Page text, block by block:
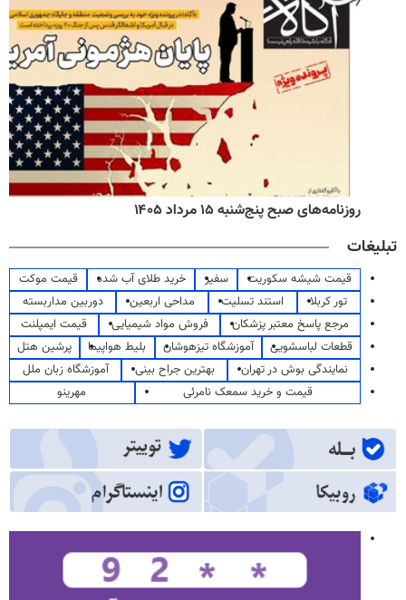
روزنامه‌های صبح پنج‌شنبه ۱۵ مرداد ۱۴۰۵
تبلیغات
قیمت شیشه سکوریت سفیر خرید طلای آب شده
قیمت موکت
تور کربلا
استند تسلیت مداحی اربعین
دوربین مداربسته
مرجع پاسخ معتبر پزشکان
فروش مواد شیمیایی
قیمت ایمپلنت
قطعات لباسشویی
آموزشگاه تیزهوشان بلیط هواپیما
پرشین هتل
نمایندگی بوش در تهران
بهترین جراح بینی
آموزشگاه زبان ملل
قیمت و خرید سمعک نامرئی
مهرینو